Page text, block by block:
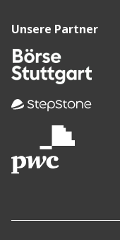
Unsere Partner